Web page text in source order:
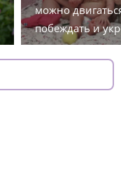
можно
побеждать и